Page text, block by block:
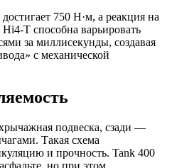
750 Н·м, а реакция на
T способна варьировать
за миллисекунды, создавая
с механической
подвеска, сзади —
Такая схема
и прочность. Tank 400